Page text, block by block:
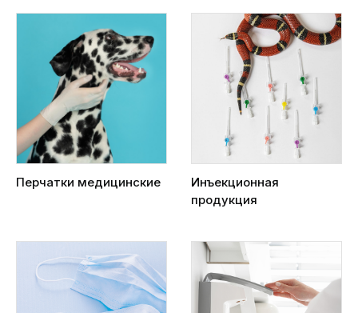
Перчатки медицинские
Инъекционная
продукция